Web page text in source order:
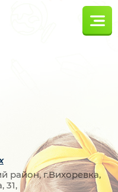
район, г.Вихоревка,
31,